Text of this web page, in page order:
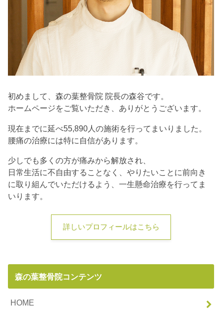
初めまして、森の葉整骨院 院長の森谷です。
ホームページをご覧いただき、ありがとうございます。
現在までに延べ55,890人の施術を行ってまいりました。
腰痛の治療には特に自信があります。
少しでも多くの方が痛みから解放され、
日常生活に不自由することなく、やりたいことに前向き
に取り組んでいただけるよう、一生懸命治療を行ってま
いります。
詳しいプロフィールはこちら
森の葉整骨院コンテンツ
HOME